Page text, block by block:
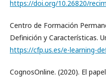
https://doi.org/10.26820/
Centro de Formación
Definición y Características.
https://cfp.us.es/e-learning-
CognosOnline. (2020). El